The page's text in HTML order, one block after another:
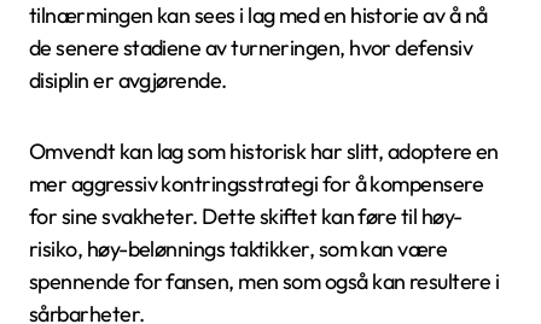
tilnærmingen kan sees i lag med en historie av å nå
de senere stadiene av turneringen, hvor defensiv
disiplin er avgjørende.
Omvendt kan lag som historisk har slitt, adoptere en
mer aggressiv kontringsstrategi for å kompensere
for sine svakheter. Dette skiftet kan føre til høy-
risiko, høy-belønnings taktikker, som kan være
spennende for fansen, men som også kan resultere i
sårbarheter.